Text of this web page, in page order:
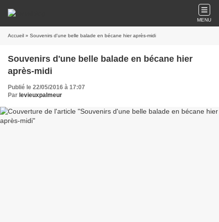
MENU
Accueil » Souvenirs d'une belle balade en bécane hier après-midi
Souvenirs d'une belle balade en bécane hier
après-midi
Publié le 22/05/2016 à 17:07
Par levieuxpalmeur